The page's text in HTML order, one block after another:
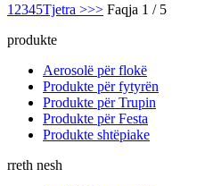
1 2345Tjetra >>> Faqja 1 / 5
produkte
Aerosolë për flokë
Produkte për fytyrën
Produkte për Trupin
Produkte për Festa
Produkte shtëpiake
rreth nesh